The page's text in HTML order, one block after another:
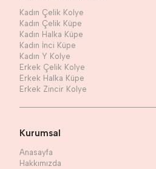
Kadın Çelik Kolye
Kadın Çelik Küpe
Kadın Halka Küpe
Kadın İnci Küpe
Kadın Y Kolye
Erkek Çelik Kolye
Erkek Halka Küpe
Erkek Zincir Kolye
Kurumsal
Anasayfa
Hakkımızda